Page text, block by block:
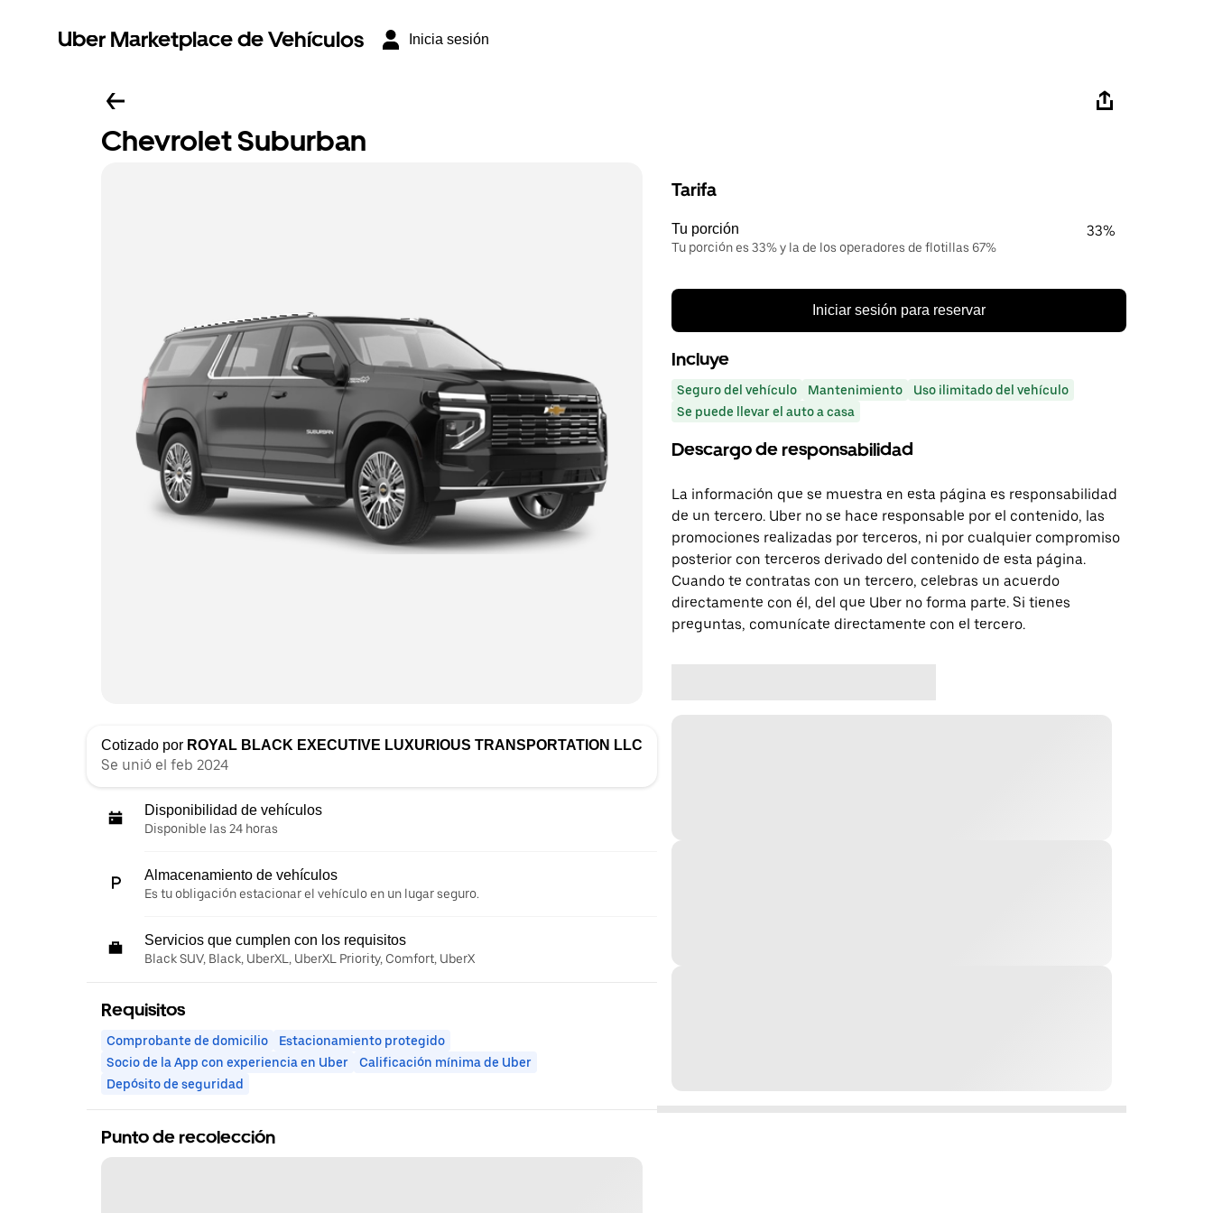
Uber Marketplace de Vehículos Inicia sesión
Chevrolet Suburban
Cotizado por ROYAL BLACK EXECUTIVE LUXURIOUS TRANSPORTATION LLC
Se unió el feb 2024
Disponibilidad de vehículos
Disponible las 24 horas
Almacenamiento de vehículos
Es tu obligación estacionar el vehículo en un lugar seguro.
Servicios que cumplen con los requisitos
Black SUV, Black, UberXL, UberXL Priority, Comfort, UberX
Requisitos
Comprobante de domicilio
Estacionamiento protegido
Socio de la App con experiencia en Uber
Calificación mínima de Uber
Depósito de seguridad
Punto de recolección
Tarifa
Tu porción
Tu porción es 33% y la de los operadores de flotillas 67%
33%
Iniciar sesión para reservar
Incluye
Seguro del vehículo Mantenimiento
Uso ilimitado del vehículo
Se puede llevar el auto a casa
Descargo de responsabilidad
La información que se muestra en esta página es responsabilidad
de un tercero. Uber no se hace responsable por el contenido, las
promociones realizadas por terceros, ni por cualquier compromiso
posterior con terceros derivado del contenido de esta página.
Cuando te contratas con un tercero, celebras un acuerdo
directamente con él, del que Uber no forma parte. Si tienes
preguntas, comunícate directamente con el tercero.